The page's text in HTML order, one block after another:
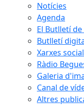
Notícies
Agenda
El Butlletí de
Butlletí
Xarxes
Ràdio
Galeria
Canal de
Altres